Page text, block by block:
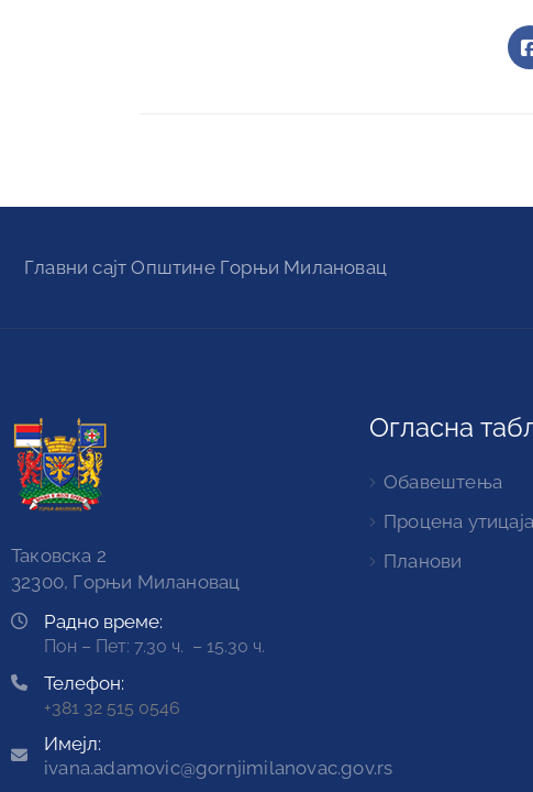
Главни сајт Oпштине Горњи Милановац
Таковска 2
32300, Горњи Милановац
Радно време:
Пон – Пет: 7.30 ч. – 15.30 ч.
Телефон:
+381 32 515 0546
Имејл:
ivana.adamovic@gornjimilanovac.gov.rs
Огласна
Обавештења
Процена утицаја
Планови